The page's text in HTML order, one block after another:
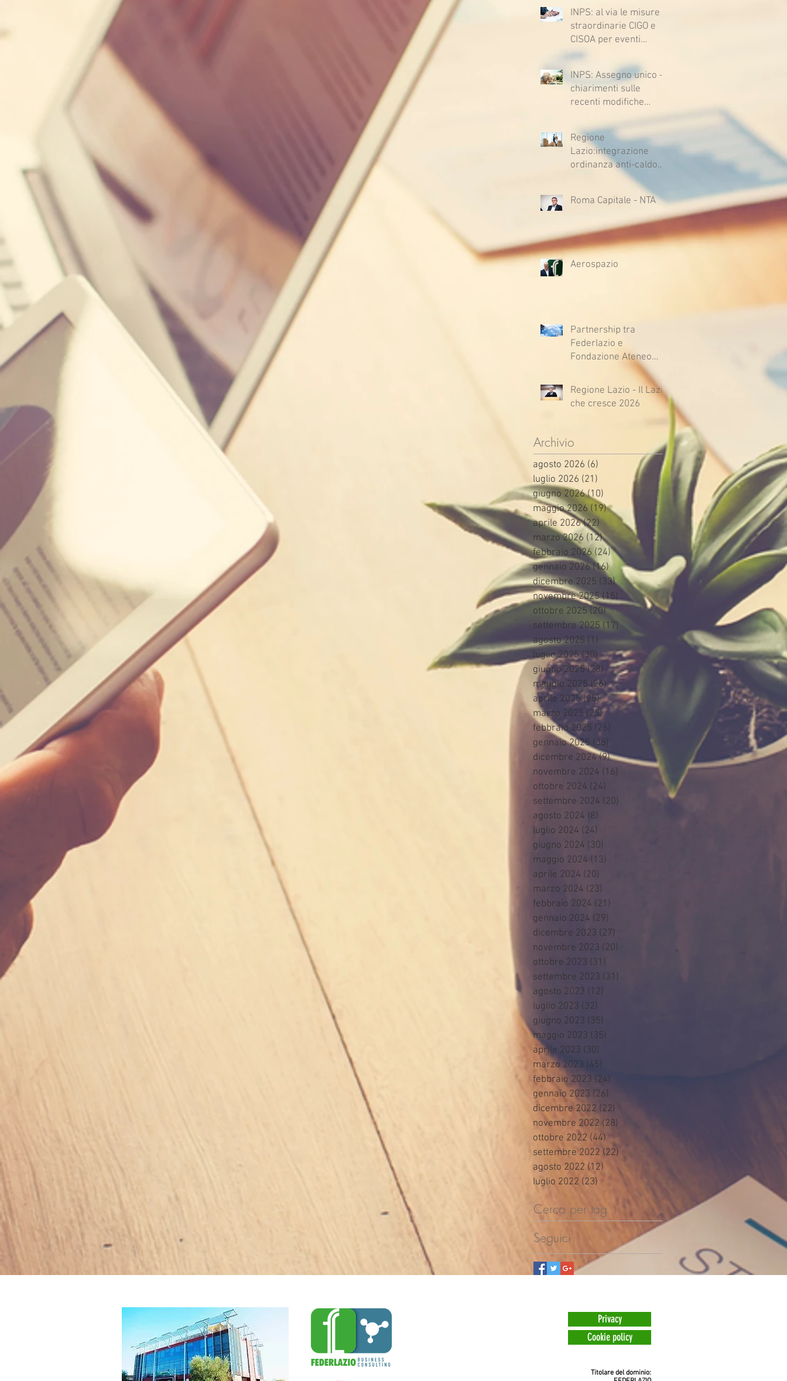
2732, 2734 e 2735)
l’ipotesi di accordo per
il rinnovo del CCNL
INPS: al via le misure
straordinarie CIGO e
CISOA per eventi
climatici eccezionali
INPS: Assegno unico –
chiarimenti sulle
recenti modifiche
Regione
Lazio:integrazione
ordinanza anti-caldo
per l'estate 2026
Roma Capitale - NTA
Aerospazio
Partnership tra
Federlazio e
Fondazione Ateneo
Regione Lazio - Il Lazio
che cresce 2026
Archivio
agosto 2026 (6)
luglio 2026 (21)
giugno 2026 (10) 10 post
maggio 2026 (19)19 post
aprile 2026 (22) 22 post
marzo 2026 (12)12 post
febbraio 2026 (24)24 post
gennaio 2026 (16)16 post
dicembre 2025 (33)33 post
novembre 2025 (15)15 post
ottobre 2025 (20)20 post
settembre 2025 (17)
agosto 2025 (1) 1 post
luglio 2025 (30)30 post
giugno 2025 (28) 28 post
maggio 2025 (26)26 post
aprile 2025 (25)25 post
marzo 2025 (25)25 post
febbraio 2025 (26)
gennaio 2025 (35)
dicembre 2024 (9)9 post
novembre 2024 (16)
ottobre 2024 (24)
settembre 2024 (20)
agosto 2024 (8)
luglio 2024 (24)
giugno 2024 (30)
maggio 2024 (13)
aprile 2024 (20)
marzo 2024 (23)
febbraio 2024 (21)
gennaio 2024 (29)
dicembre 2023 (27)
novembre 2023 (20)
ottobre 2023 (31)
settembre 2023 (31)
agosto 2023 (12)
luglio 2023 (32)
giugno 2023 (35)
maggio 2023 (35)
aprile 2023 (30)
marzo 2023 (45)
febbraio 2023 (24)
gennaio 2023 (26)
dicembre 2022 (22)
novembre 2022 (28)
ottobre 2022 (44) 44 post
settembre 2022 (22)
agosto 2022 (12)
luglio 2022 (23) 23 post
Cerca per tag
Seguici
Privacy
Cookie policy
Titolare del dominio: